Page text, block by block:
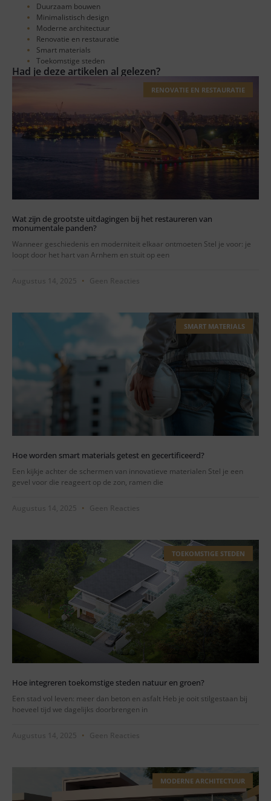
Duurzaam bouwen
Minimalistisch design
Moderne architectuur
Renovatie en restauratie
Smart materials
Toekomstige steden
Had je deze artikelen al gelezen?
RENOVATIE EN RESTAURATIE
Wat zijn de grootste uitdagingen bij het restaureren van
monumentale panden?
Wanneer geschiedenis en moderniteit elkaar ontmoeten Stel je voor: je
loopt door het hart van Arnhem en stuit op een
Augustus 14, 2025 Geen Reacties
SMART MATERIALS
Hoe worden smart materials getest en gecertificeerd?
Een kijkje achter de schermen van innovatieve materialen Stel je een
gevel voor die reageert op de zon, ramen die
Augustus 14, 2025 Geen Reacties
TOEKOMSTIGE STEDEN
Hoe integreren toekomstige steden natuur en groen?
Een stad vol leven: meer dan beton en asfalt Heb je ooit stilgestaan bij
hoeveel tijd we dagelijks doorbrengen in
Augustus 14, 2025 Geen Reacties
MODERNE ARCHITECTUUR